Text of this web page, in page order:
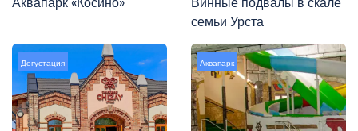
семьи Урста
Дегустация Аквапарк